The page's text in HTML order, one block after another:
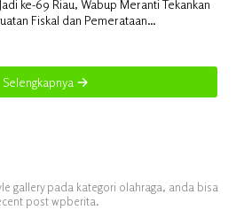
ke-69 Riau, Wabup Meranti Tekankan
Fiskal dan Pemerataan
Selengkapnya
gallery pada kategori olahraga, anda bisa
post wpberita.